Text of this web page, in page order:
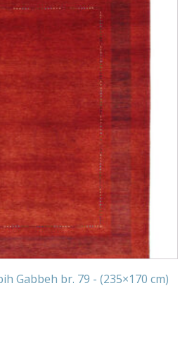
Gabbeh br. 79 - (235×170 cm)